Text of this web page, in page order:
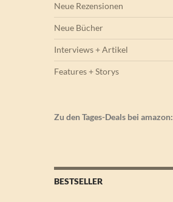
Neue Rezensionen
Neue Bücher
Interviews + Artikel
Features + Storys
Zu den Tages-Deals bei amazon:
BESTSELLER